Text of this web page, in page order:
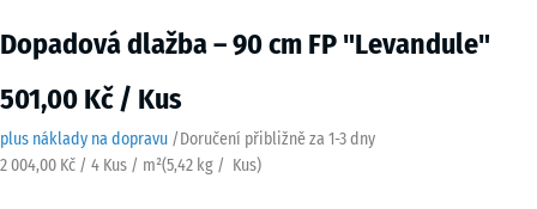
Dopadová dlažba – 90 cm FP "Levandule"
501,00 Kč / Kus
plus náklady na dopravu /Doručení přibližně za 1-3 dny
2 004,00 Kč / 4 Kus / m²(5,42 kg / Kus)